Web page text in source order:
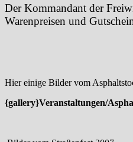
Der Kommandant der
Warenpreisen und
Hier einige Bilder vom
{gallery}Veranstaltungen/